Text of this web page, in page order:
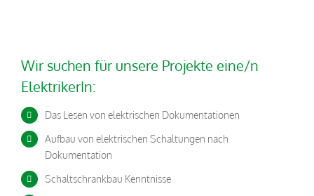
Wir suchen für unsere Projekte eine/n
ElektrikerIn:
Das Lesen von elektrischen Dokumentationen
Aufbau von elektrischen Schaltungen nach
Dokumentation
Schaltschrankbau Kenntnisse